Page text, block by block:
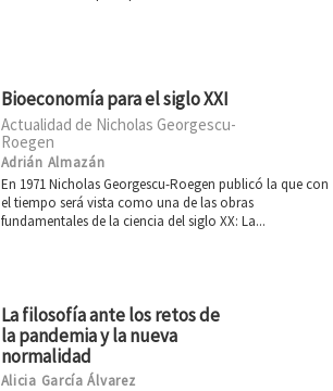
Bioeconomía para el siglo XXI
Actualidad de Nicholas Georgescu-
Roegen
Adrián Almazán
En 1971 Nicholas Georgescu-Roegen publicó la que con
el tiempo será vista como una de las obras
fundamentales de la ciencia del siglo XX: La...
La filosofía ante los retos de
la pandemia y la nueva
normalidad
Alicia García Álvarez